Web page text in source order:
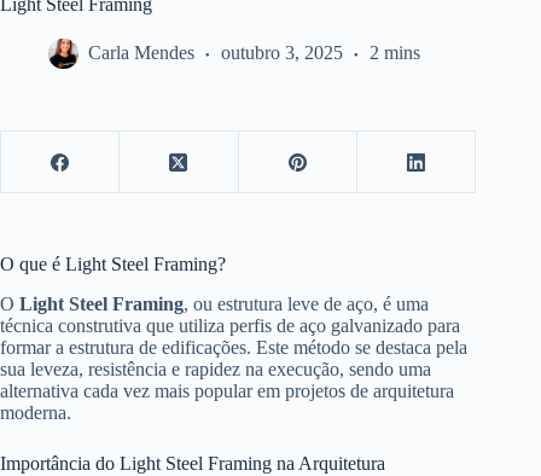
Light Steel Framing
Carla Mendes outubro 3, 2025 2 mins
O que é Light Steel Framing?
O Light Steel Framing, ou estrutura leve de aço, é uma
técnica construtiva que utiliza perfis de aço galvanizado para
formar a estrutura de edificações. Este método se destaca pela
sua leveza, resistência e rapidez na execução, sendo uma
alternativa cada vez mais popular em projetos de arquitetura
moderna.
Importância do Light Steel Framing na Arquitetura